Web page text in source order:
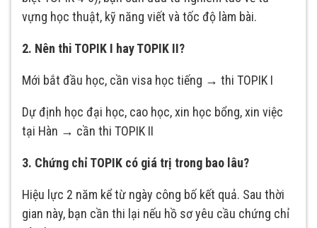
vựng học thuật, kỹ năng viết và tốc độ làm bài.
2. Nên thi TOPIK I hay TOPIK II?
Mới bắt đầu học, cần visa học tiếng → thi TOPIK I
Dự định học đại học, cao học, xin học bổng, xin việc
tại Hàn → cần thi TOPIK II
3. Chứng chỉ TOPIK có giá trị trong bao lâu?
Hiệu lực 2 năm kể từ ngày công bố kết quả. Sau thời
gian này, bạn cần thi lại nếu hồ sơ yêu cầu chứng chỉ